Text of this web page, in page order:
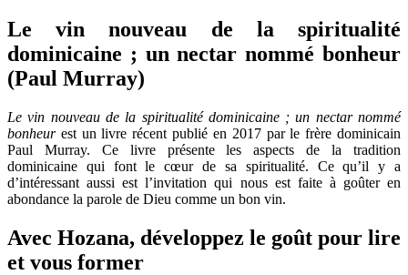
Le vin nouveau de la spiritualité
dominicaine ; un nectar nommé bonheur
(Paul Murray)
Le vin nouveau de la spiritualité dominicaine ; un nectar nommé
bonheurest un livre récent publié en 2017 par le frère dominicain
Paul Murray. Ce livre présente les aspects de la tradition
dominicaine qui font le cœur de sa spiritualité. Ce qu’il y a
d’intéressant aussi est l’invitation qui nous est faite à goûter en
abondance la parole de Dieu comme un bon vin.
Avec Hozana, développez le goût pour lire
et vous former